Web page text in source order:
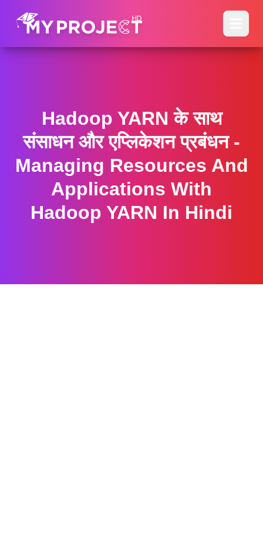
Hadoop YARN के साथ
संसाधन और एप्लिकेशन प्रबंधन -
Managing Resources And
Applications With
Hadoop YARN In Hindi